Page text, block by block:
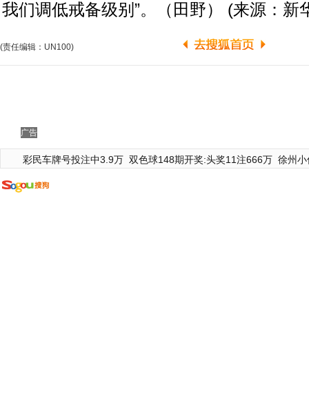
我们调低戒备级别”。（田野） (来源：新
(责任编辑：UN100)
广告
彩民车牌号投注中3.9万 双色球148期开奖:头奖11注666万 徐州